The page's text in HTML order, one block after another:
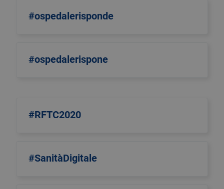
#ospedalerisponde
#ospedalerispone
#RFTC2020
#SanitàDigitale